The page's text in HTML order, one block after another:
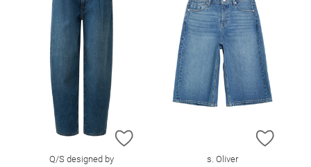
ZUR WUNSCHLISTE HINZUFÜGEN
Q/S designed by
ZUR
s. Oliver